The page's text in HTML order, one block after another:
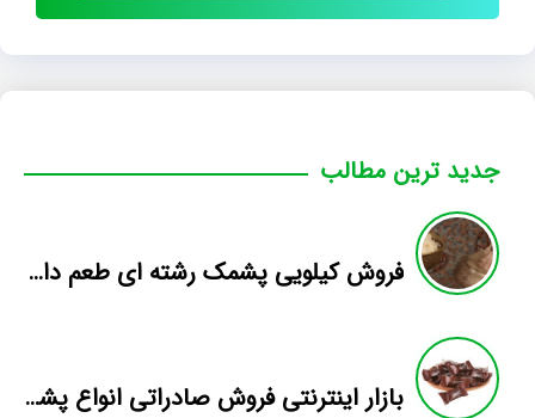
جدید ترین مطالب
فروش کیلویی پشمک رشته ای طعم دار میوه
بازار اینترنتی فروش صادراتی انواع پشمک الیافی/شکلاتی